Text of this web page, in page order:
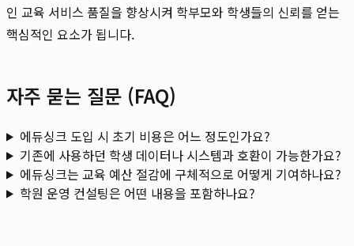
인 교육 서비스 품질을 향상시켜 학부모와 학생들의 신뢰를 얻는
핵심적인 요소가 됩니다.
자주 묻는 질문 (FAQ)
에듀싱크 도입 시 초기 비용은 어느 정도인가요?
기존에 사용하던 학생 데이터나 시스템과 호환이 가능한가요?
에듀싱크는 교육 예산 절감에 구체적으로 어떻게 기여하나요?
학원 운영 컨설팅은 어떤 내용을 포함하나요?